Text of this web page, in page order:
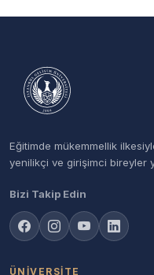
Eğitimde mükemmellik
yenilikçi ve girişimci bireyler
Bizi Takip Edin
ÜNIVERSITE